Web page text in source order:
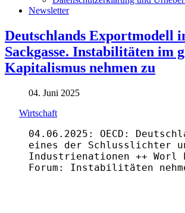
Newsletter
Deutschlands Exportmodell
Sackgasse. Instabilitäten im
Kapitalismus nehmen zu
04. Juni 2025
Wirtschaft
04.06.2025: OECD:
eines der Schlusslichter
Industrienationen ++ Worl
Forum: Instabilitäten